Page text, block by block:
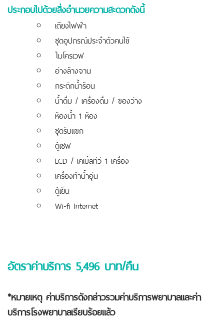
ประกอบไปด้วยสิ่งอำนวยความสะดวกดังนี้
เตียงไฟฟ้า
ชุดอุปกรณ์ประจำตัวคนไข้
ไมโครเวฟ
อ่างล้างจาน
กระติกน้ำร้อน
น้ำดื่ม / เครื่องดื่ม / ของว่าง
ห้องน้ำ 1 ห้อง
ชุดรับแขก
ตู้เซฟ
LCD / เคเบิ้ลทีวี 1 เครื่อง
เครื่องทำน้ำอุ่น
ตู้เย็น
Wi-fi Internet
อัตราค่าบริการ 5,496 บาท/คืน
*หมายเหตุ ค่าบริการดังกล่าวรวมค่าบริการพยาบาลและค่า
บริการโรงพยาบาลเรียบร้อยแล้ว